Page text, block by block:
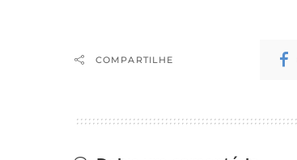
COMPARTILHE